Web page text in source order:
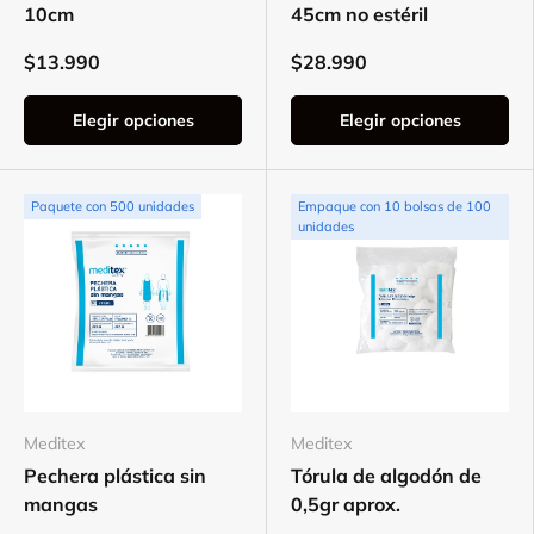
10cm
$13.990
Elegir opciones
45cm no estéril
$28.990
Elegir opciones
Paquete con 500 unidades
Meditex
Pechera plástica sin
mangas
Empaque con 10 bolsas de 100
unidades
Meditex
Tórula de algodón de
0,5gr aprox.